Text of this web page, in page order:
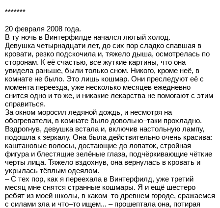
*******
20 февраля 2008 года.
В ту ночь в Винтерфилде начался лютый холод.
Девушка четырнадцати лет, до сих пор сладко спавшая в
кровати, резко подскочила и, тяжело дыша, осмотрелась по
сторонам. К её счастью, все жуткие картины, что она
увидела раньше, были только сном. Никого, кроме неё, в
комнате не было. Это лишь кошмар. Они преследуют её с
момента переезда, уже несколько месяцев ежедневно
снится одно и то же, и никакие лекарства не помогают с этим
справиться.
За окном моросил ледяной дождь, и несмотря на
обогреватели, в комнате было довольно–таки прохладно.
Вздрогнув, девушка встала и, включив настольную лампу,
подошла к зеркалу. Она была действительно очень красива:
каштановые волосы, достающие до лопаток, стройная
фигура и блестящие зелёные глаза, подчёркивающие чёткие
черты лица. Тяжело вздохнув, она вернулась в кровать и
укрылась тёплым одеялом.
– С тех пор, как я переехала в Винтерфилд, уже третий
месяц мне снятся странные кошмары. Я и ещё шестеро
ребят из моей школы, в каком–то древнем городе, сражаемся
с силами зла и что–то ищем... – прошептала она, потирая